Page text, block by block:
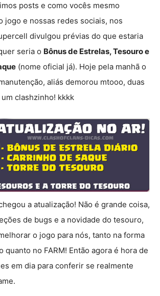
posts e como vocês mesmo
jogo e nossas redes sociais, nos
divulgou prévias do que estaria
seria o Bônus de Estrelas, Tesouro e
(nome oficial já). Hoje pela manhã o
aliás demorou mtooo, duas
clashzinho! kkkk
a atualização! Não é grande coisa,
de bugs e a novidade do tesouro,
o jogo para nós, tanto na forma
quanto no FARM! Então agora é hora de
em dia para conferir se realmente